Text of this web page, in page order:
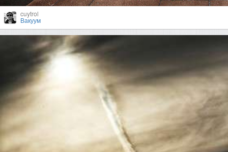
cuytrol
Вакуум